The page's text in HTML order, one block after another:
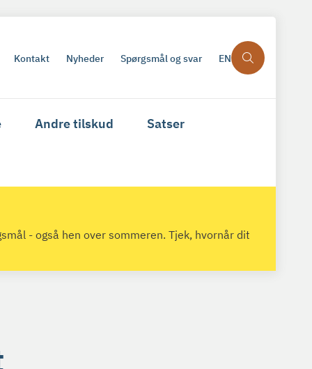
Kontakt Nyheder Spørgsmål og svar EN
Andre tilskud Satser
- også hen over sommeren. Tjek, hvornår dit